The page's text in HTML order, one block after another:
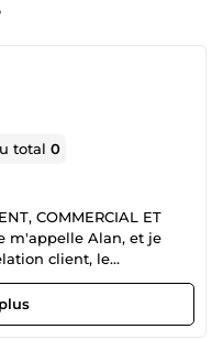
total0
COMMERCIAL ET
m'appelle Alan, et je
client, le
et le graphisme. 💼🌐
je vous propose des
vos projets